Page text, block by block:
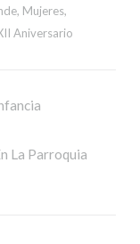
, Mujeres,
Aniversario
La Parroquia